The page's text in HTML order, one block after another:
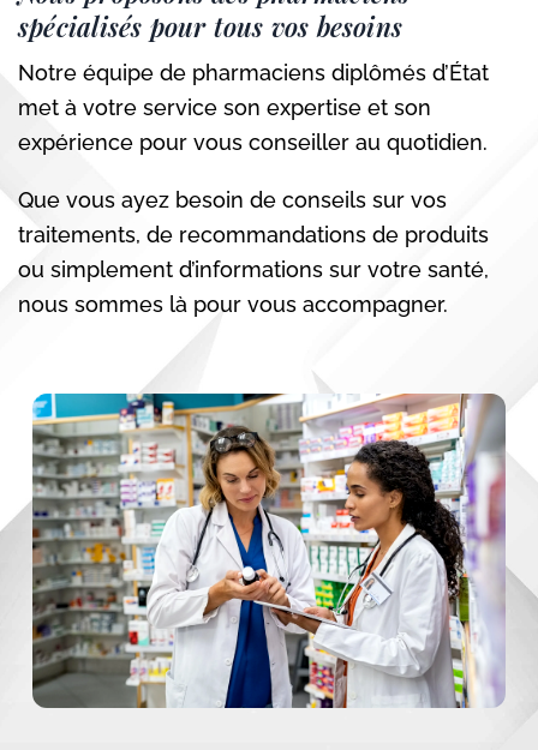
spécialisés pour tous vos besoins
Notre équipe de pharmaciens diplômés d’État
met à votre service son expertise et son
expérience pour vous conseiller au quotidien.
Que vous ayez besoin de conseils sur vos
traitements, de recommandations de produits
ou simplement d’informations sur votre santé,
nous sommes là pour vous accompagner.